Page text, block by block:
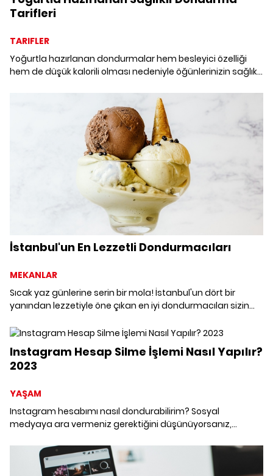
Tarifleri
TARIFLER
Yoğurtla hazırlanan dondurmalar hem besleyici özelliği
hem de düşük kalorili olması nedeniyle öğünlerinizin sağlıklı
İstanbul'un En Lezzetli Dondurmacıları
MEKANLAR
Sıcak yaz günlerine serin bir mola! İstanbul'un dört bir
yanından lezzetiyle öne çıkan en iyi dondurmacıları sizin
Instagram Hesap Silme İşlemi Nasıl Yapılır?
2023
YAŞAM
Instagram hesabımı nasıl dondurabilirim? Sosyal
medyaya ara vermeniz gerektiğini düşünüyorsanız,
hatta Instagram'ı kalıcı olarak silebilirsiniz. Instagram
hesabınızı geçici olarak devre dışı bırakırsanız, profiliniz